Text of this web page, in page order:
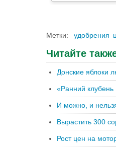
Метки: удобрения
Читайте
Донские яблоки
«Ранний
И можно, и
Вырастить 300
Рост цен на